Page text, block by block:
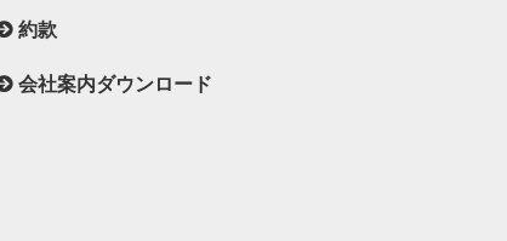
約款
会社案内ダウンロード